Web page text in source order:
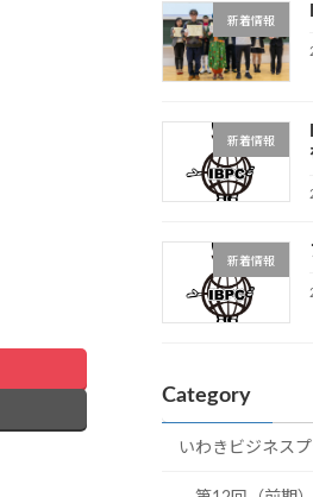
新着情報
新着情報
新着情報
Category
いわきビジネス